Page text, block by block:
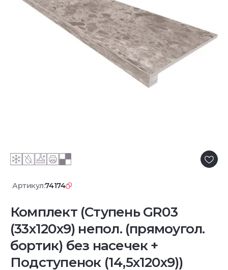
Артикул:74174
Комплект (Ступень GR03
(33x120x9) непол. (прямоугол.
бортик) без насечек +
Подступенок (14,5x120x9))